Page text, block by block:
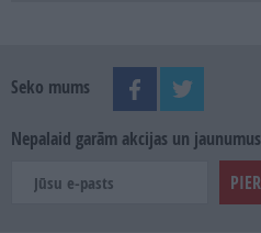
Seko mums
Nepalaid garām akcijas un jaunumus